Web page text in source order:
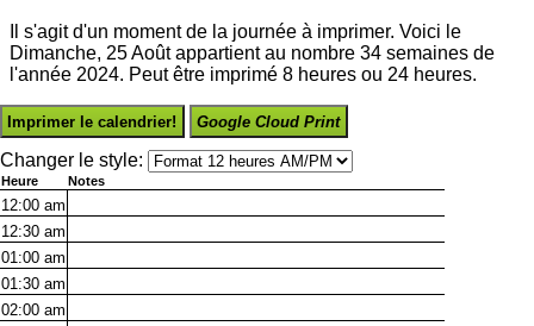
Il s'agit d'un moment de la journée à imprimer. Voici le
Dimanche, 25 Août appartient au nombre 34 semaines de
l'année 2024. Peut être imprimé 8 heures ou 24 heures.
Imprimer le calendrier! Google Cloud Print
Changer le style:
Heure Notes
12:00 am
12:30 am
01:00 am
01:30 am
02:00 am